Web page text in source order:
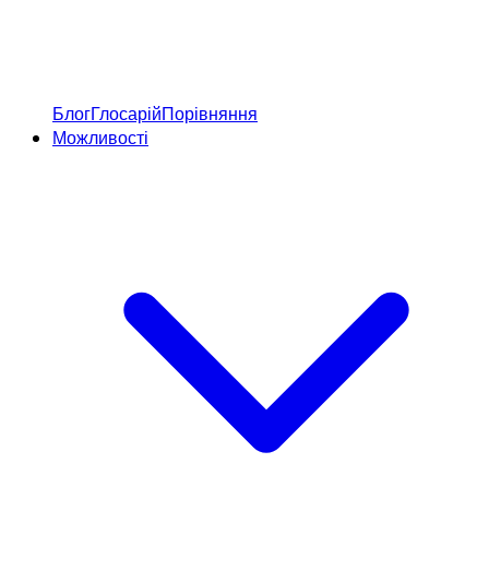
БлогГлосарійПорівняння
Можливості